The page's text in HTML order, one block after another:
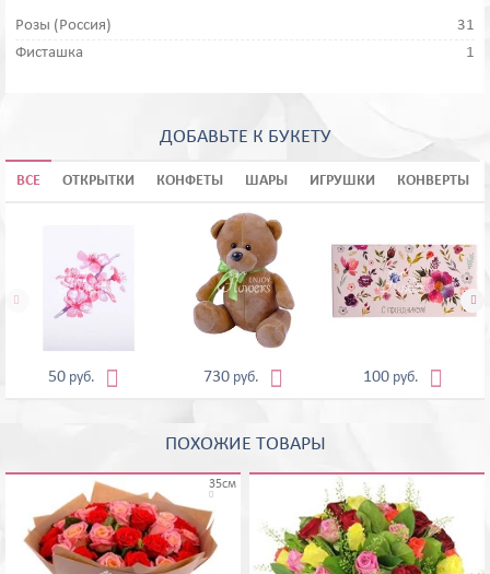
Розы (Россия)
31
Фисташка
1
ДОБАВЬТЕ К БУКЕТУ
ВСЕ ОТКРЫТКИ КОНФЕТЫ ШАРЫ ИГРУШКИ КОНВЕРТЫ
50 руб.  730 руб.  100 руб. 
 
ПОХОЖИЕ ТОВАРЫ
35см
